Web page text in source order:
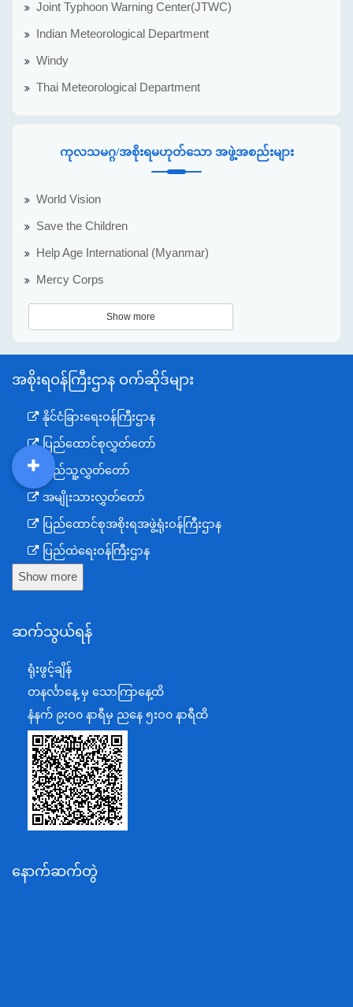
Joint Typhoon Warning Center(JTWC)
Indian Meteorological Department
Windy
Thai Meteorological Department
ကုလသမဂ္ဂ/အစိုးရမဟုတ်သော အဖွဲ့အစည်းများ
World Vision
Save the Children
Help Age International (Myanmar)
Mercy Corps
Show more
အစိုးရဝန်ကြီးဌာန ဝက်ဆိုဒ်များ
နိုင်ငံခြားရေးဝန်ကြီးဌာန
ပြည်ထောင်စုလွှတ်တော်
ပြည်သူ့လွှတ်တော်
အမျိုးသားလွှတ်တော်
ပြည်ထောင်စုအစိုးရအဖွဲ့ရုံးဝန်ကြီးဌာန
ပြည်ထဲရေးဝန်ကြီးဌာန
ကာကွယ်ရေးဝန်ကြီးဌာန
စီမံကိန်း၊ဘဏ္ဍာရေးနှင့်စက်မှုဝန်ကြီးဌာန
ရင်းနှီးမြှုပ်နှံမှုနှင့် နိုင်ငံခြားစီးပွားဆက်သွယ်ရေးဝန်ကြီးဌာန
အပြည်ပြည်ဆိုင်ရာပူးပေါင်းဆောင်ရွက်ရေးဝန်ကြီးဌာန
ပြန်ကြားရေးဝန်ကြီးဌာန
သာသနာရေးနှင့် ယဉ်ကျေးမှုဝန်ကြီးဌာန
စိုက်ပျိုးရေး၊မွေးမြူရေးနှင့်ဆည်မြောင်းဝန်ကြီးဌာန
ပို့ဆောင်ရေးနှင့်ဆက်သွယ်ရေးဝန်ကြီးဌာန
သယံဇာတနှင့်ပတ်ဝန်းကျင်ထိန်းသိမ်းရေးဝန်ကြီးဌာန
အလုပ်သမား၊လူဝင်မှုကြီးကြပ်ရေးနှင့်ပြည်သူ့အင်အား
Show more
ဆက်သွယ်ရန်
ရုံးဖွင့်ချိန်
တနင်္လာနေ့ မှ သောကြာနေ့ထိ
နံနက် ၉းဝ၀ နာရီမှ ညနေ ၅းဝ၀ နာရီထိ
နောက်ဆက်တွဲ
DDM